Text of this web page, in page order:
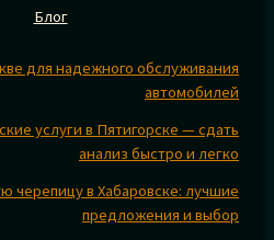
Блог
для надежного обслуживания
автомобилей
услуги в Пятигорске — сдать
анализ быстро и легко
черепицу в Хабаровске: лучшие
предложения и выбор